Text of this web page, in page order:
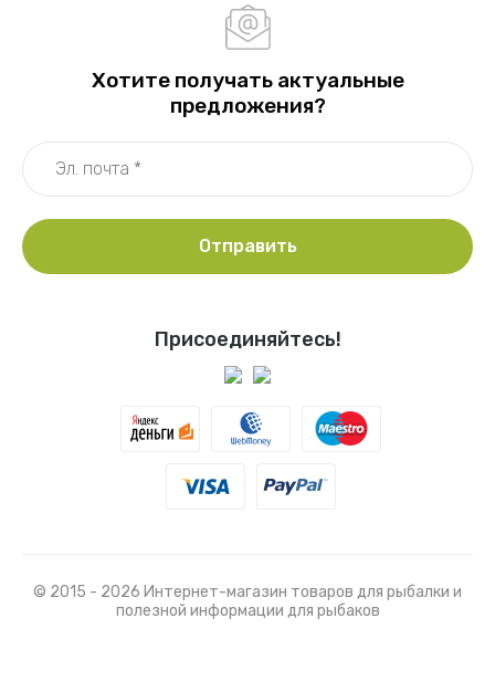
Присоединяйтесь!
Хотите получать актуальные
предложения?
Отправить
© 2015 - 2026 Интернет-магазин товаров для рыбалки и
полезной информации для рыбаков